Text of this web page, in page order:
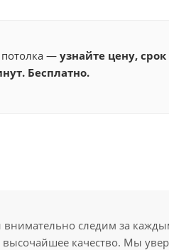
потолка —узнайте цену, срок
Бесплатно.
следим за
качество. Мы